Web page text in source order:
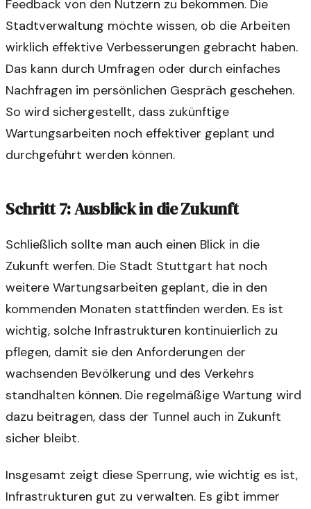
Feedback von den Nutzern zu bekommen. Die
Stadtverwaltung möchte wissen, ob die Arbeiten
wirklich effektive Verbesserungen gebracht haben.
Das kann durch Umfragen oder durch einfaches
Nachfragen im persönlichen Gespräch geschehen.
So wird sichergestellt, dass zukünftige
Wartungsarbeiten noch effektiver geplant und
durchgeführt werden können.
Schritt 7: Ausblick in die Zukunft
Schließlich sollte man auch einen Blick in die
Zukunft werfen. Die Stadt Stuttgart hat noch
weitere Wartungsarbeiten geplant, die in den
kommenden Monaten stattfinden werden. Es ist
wichtig, solche Infrastrukturen kontinuierlich zu
pflegen, damit sie den Anforderungen der
wachsenden Bevölkerung und des Verkehrs
standhalten können. Die regelmäßige Wartung wird
dazu beitragen, dass der Tunnel auch in Zukunft
sicher bleibt.
Insgesamt zeigt diese Sperrung, wie wichtig es ist,
Infrastrukturen gut zu verwalten. Es gibt immer